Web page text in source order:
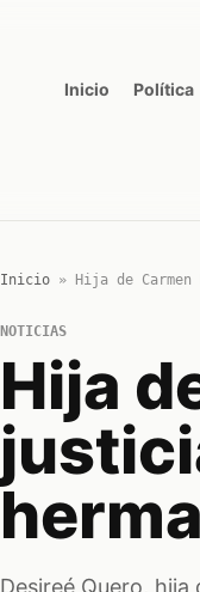
Inicio Política
Inicio» Hija de
NOTICIAS
Hija
Desireé Quero,